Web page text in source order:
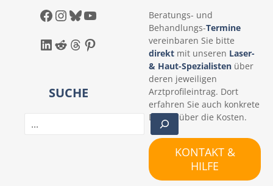
Facebook InstagramBluesky YouTube
LinkedIn Reddit Threads Pinterest
SUCHE
Beratungs- und
Behandlungs-Termine
vereinbaren Sie bitte
direkt mit unseren Laser-
& Haut-Spezialisten über
deren jeweiligen
Arztprofileintrag. Dort
erfahren Sie auch konkrete
Details über die Kosten.
KONTAKT &
HILFE